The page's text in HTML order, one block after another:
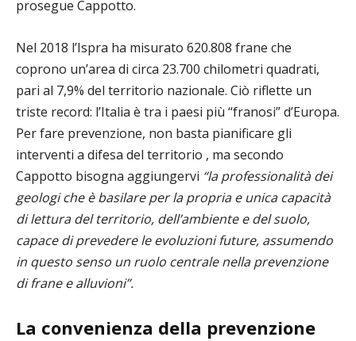
prosegue Cappotto.
Nel 2018 l’Ispra ha misurato 620.808 frane che
coprono un’area di circa 23.700 chilometri quadrati,
pari al 7,9% del territorio nazionale. Ciò riflette un
triste record: l’Italia è tra i paesi più “franosi” d’Europa.
Per fare prevenzione, non basta pianificare gli
interventi a difesa del territorio , ma secondo
Cappotto bisogna aggiungervi “la professionalità dei
geologi che è basilare per la propria e unica capacità
di lettura del territorio, dell’ambiente e del suolo,
capace di prevedere le evoluzioni future, assumendo
in questo senso un ruolo centrale nella prevenzione
di frane e alluvioni”.
La convenienza della prevenzione